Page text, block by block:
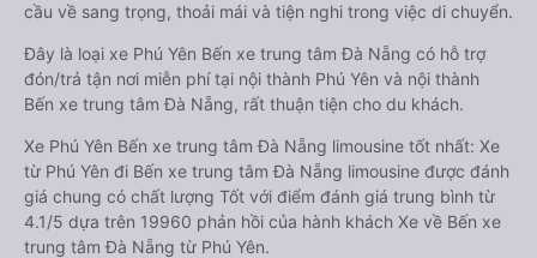
cầu về sang trọng, thoải mái và tiện nghi trong việc di chuyển.
Đây là loại xe Phú Yên Bến xe trung tâm Đà Nẵng có hỗ trợ
đón/trả tận nơi miễn phí tại nội thành Phú Yên và nội thành
Bến xe trung tâm Đà Nẵng, rất thuận tiện cho du khách.
Xe Phú Yên Bến xe trung tâm Đà Nẵng limousine tốt nhất: Xe
từ Phú Yên đi Bến xe trung tâm Đà Nẵng limousine được đánh
giá chung có chất lượng Tốt với điểm đánh giá trung bình từ
4.1/5 dựa trên 19960 phản hồi của hành khách Xe về Bến xe
trung tâm Đà Nẵng từ Phú Yên.